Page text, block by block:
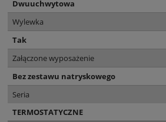
Dwuuchwytowa
Wylewka
Tak
Załączone wyposażenie
Bez zestawu natryskowego
Seria
TERMOSTATYCZNE